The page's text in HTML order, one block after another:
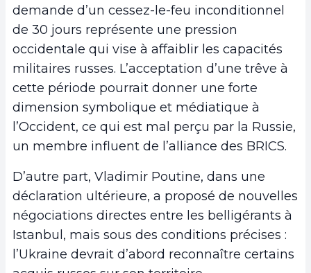
demande d’un cessez-le-feu inconditionnel
de 30 jours représente une pression
occidentale qui vise à affaiblir les capacités
militaires russes. L’acceptation d’une trêve à
cette période pourrait donner une forte
dimension symbolique et médiatique à
l’Occident, ce qui est mal perçu par la Russie,
un membre influent de l’alliance des BRICS.
D’autre part, Vladimir Poutine, dans une
déclaration ultérieure, a proposé de nouvelles
négociations directes entre les belligérants à
Istanbul, mais sous des conditions précises :
l’Ukraine devrait d’abord reconnaître certains